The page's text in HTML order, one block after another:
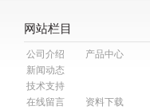
网站栏目
公司介绍
产品中心
新闻动态
技术支持
在线留言
资料下载